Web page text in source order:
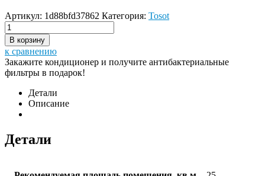
Артикул: 1d88bfd37862 Категория: Tosot
В корзину
к сравнению
Закажите кондиционер и получите антибактериальные
фильтры в подарок!
Детали
Описание
Детали